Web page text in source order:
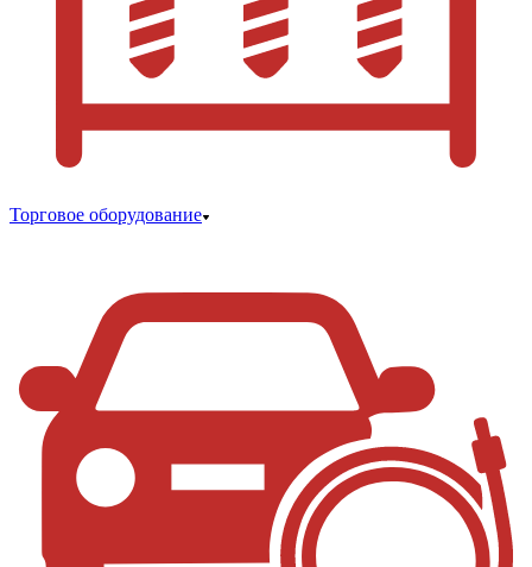
Торговое оборудование